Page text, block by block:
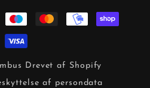
Drevet af Shopify
af persondata